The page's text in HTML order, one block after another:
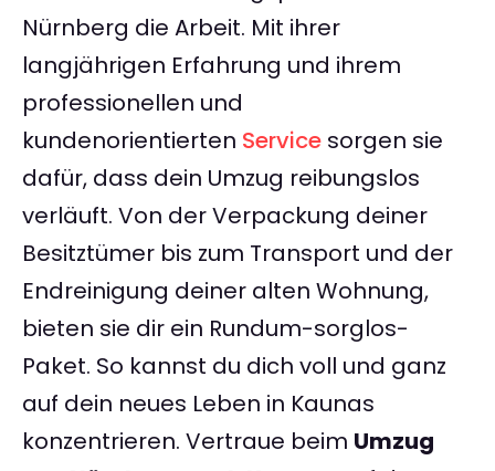
Nürnberg die Arbeit. Mit ihrer
langjährigen Erfahrung und ihrem
professionellen und
kundenorientierten Service sorgen sie
dafür, dass dein Umzug reibungslos
verläuft. Von der Verpackung deiner
Besitztümer bis zum Transport und der
Endreinigung deiner alten Wohnung,
bieten sie dir ein Rundum-sorglos-
Paket. So kannst du dich voll und ganz
auf dein neues Leben in Kaunas
konzentrieren. Vertraue beim Umzug